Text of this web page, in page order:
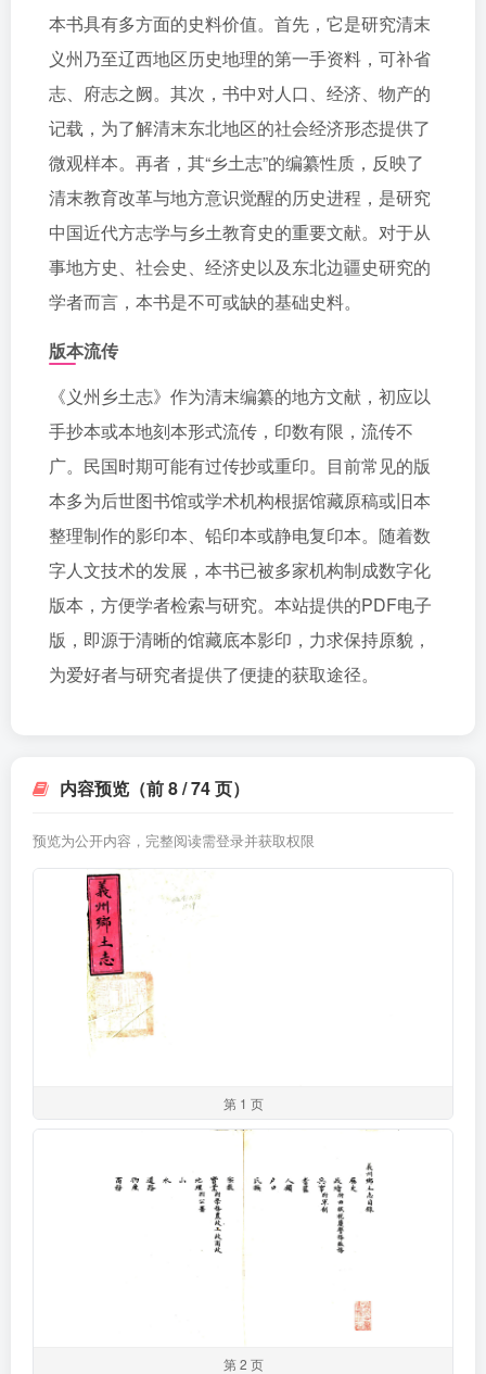
本书具有多方面的史料价值。首先，它是研究清末
义州乃至辽西地区历史地理的第一手资料，可补省
志、府志之阙。其次，书中对人口、经济、物产的
记载，为了解清末东北地区的社会经济形态提供了
微观样本。再者，其“乡土志”的编纂性质，反映了
清末教育改革与地方意识觉醒的历史进程，是研究
中国近代方志学与乡土教育史的重要文献。对于从
事地方史、社会史、经济史以及东北边疆史研究的
学者而言，本书是不可或缺的基础史料。
版本流传
《义州乡土志》作为清末编纂的地方文献，初应以
手抄本或本地刻本形式流传，印数有限，流传不
广。民国时期可能有过传抄或重印。目前常见的版
本多为后世图书馆或学术机构根据馆藏原稿或旧本
整理制作的影印本、铅印本或静电复印本。随着数
字人文技术的发展，本书已被多家机构制成数字化
版本，方便学者检索与研究。本站提供的PDF电子
版，即源于清晰的馆藏底本影印，力求保持原貌，
为爱好者与研究者提供了便捷的获取途径。
内容预览（前 8 / 74 页）
预览为公开内容，完整阅读需登录并获取权限
第 1 页
第 2 页